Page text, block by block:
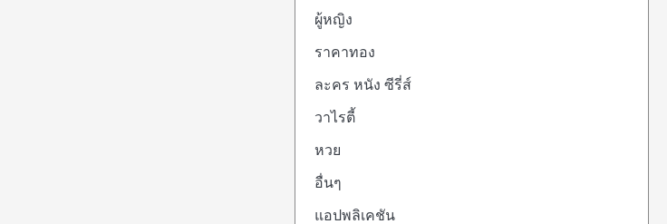
ผู้หญิง
ราคาทอง
ละคร หนัง ซีรี่ส์
วาไรตี้
หวย
อื่นๆ
แอปพลิเคชัน